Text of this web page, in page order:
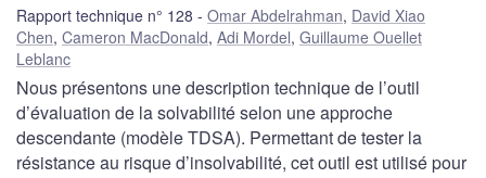
Rapport technique n° 128 Omar Abdelrahman, David Xiao
Chen, Cameron MacDonald, Adi Mordel, Guillaume Ouellet
Leblanc
Nous présentons une description technique de l’outil
d’évaluation de la solvabilité selon une approche
descendante (modèle TDSA). Permettant de tester la
résistance au risque d’insolvabilité, cet outil est utilisé pour